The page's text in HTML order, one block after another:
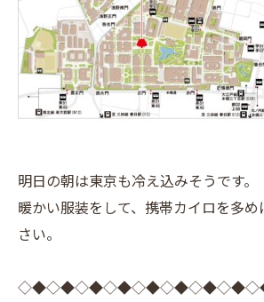
明日の朝は東京も冷え込みそうです。
暖かい服装をして、携帯カイロを多め
さい。